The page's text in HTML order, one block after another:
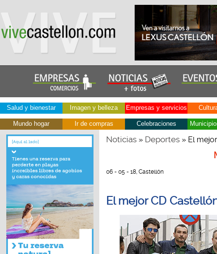
Salud y bienestar Imagen y belleza Empresas y servicios
Mundo hogar Ir de compras Celebraciones
Noticias» Deportes» El
06 - 05 - 18, Castellón
El mejor CD